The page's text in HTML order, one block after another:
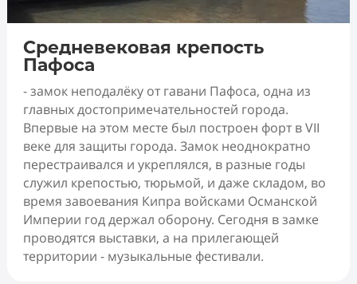
Средневековая крепость
Пафоса
- замок неподалёку от гавани Пафоса, одна из
главных достопримечательностей города.
Впервые на этом месте был построен форт в VII
веке для защиты города. Замок неоднократно
перестраивался и укреплялся, в разные годы
служил крепостью, тюрьмой, и даже складом, во
время завоевания Кипра войсками Османской
Империи год держал оборону. Сегодня в замке
проводятся выставки, а на прилегающей
территории - музыкальные фестивали.